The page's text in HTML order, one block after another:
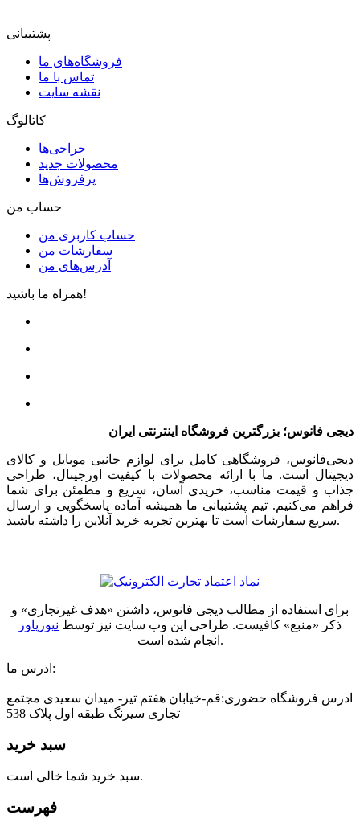
پشتیبانی
فروشگاه‌های ما
تماس با ما
نقشه سایت
کاتالوگ
حراجی‌ها
محصولات جدید
پرفروش‌ها
حساب من
حساب کاربری من
سفارشات من
آدرس‌های من
همراه ما باشید!
دیجی فانوس؛ بزرگترین فروشگاه اینترنتی ایران
دیجی‌فانوس، فروشگاهی کامل برای لوازم جانبی موبایل و کالای
دیجیتال است. ما با ارائه محصولات با کیفیت اورجینال، طراحی
جذاب و قیمت مناسب، خریدی آسان، سریع و مطمئن برای شما
فراهم می‌کنیم. تیم پشتیبانی ما همیشه آماده پاسخگویی و ارسال
سریع سفارشات است تا بهترین تجربه خرید آنلاین را داشته باشید.
برای استفاده از مطالب دیجی فانوس، داشتن «هدف غیرتجاری» و
ذکر «منبع» کافیست. طراحی این وب سایت نیز توسط نیوزپاور
انجام شده است.
ادرس ما:
ادرس فروشگاه حضوری:قم-خیابان هفتم تیر- میدان سعیدی مجتمع
تجاری سیرنگ طبقه اول پلاک 538
سبد خرید
سبد خرید شما خالی است.
فهرست